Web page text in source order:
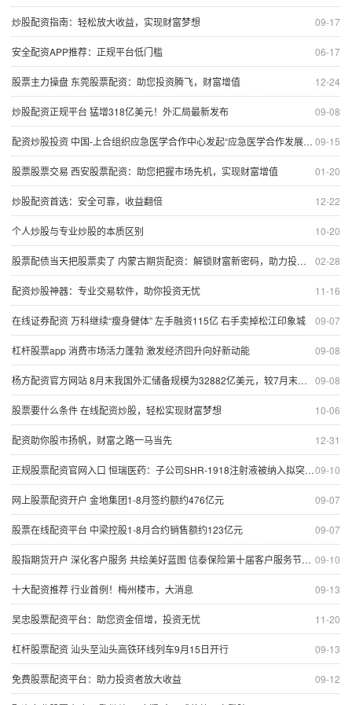
09-17
炒股配资指南：轻松放大收益，实现财富梦想
06-17
安全配资APP推荐：正规平台低门槛
12-24
股票主力操盘 东莞股票配资：助您投资腾飞，财富增值
09-08
炒股配资正规平台 猛增318亿美元！外汇局最新发布
09-15
配资炒股投资 中国-上合组织应急医学合作中心发起“应急医学合作发展”倡议
01-20
股票股票交易 西安股票配资：助您把握市场先机，实现财富增值
12-22
炒股配资首选：安全可靠，收益翻倍
10-20
个人炒股与专业炒股的本质区别
02-28
股票配债当天把股票卖了 内蒙古期货配资：解锁财富新密码，助力投资腾飞
11-16
配资炒股神器：专业交易软件，助你投资无忧
09-07
在线证券配资 万科继续“瘦身健体” 左手融资115亿 右手卖掉松江印象城
09-08
杠杆股票app 消费市场活力蓬勃 激发经济回升向好新动能
09-08
杨方配资官方网站 8月末我国外汇储备规模为32882亿美元，较7月末上升318亿美元
10-06
股票要什么条件 在线配资炒股，轻松实现财富梦想
12-31
配资助你股市扬帆，财富之路一马当先
09-10
正规股票配资官网入口 恒瑞医药：子公司SHR-1918注射液被纳入拟突破性治疗品种公示名单
09-07
网上股票配资开户 金地集团1-8月签约额约476亿元
09-07
股票在线配资平台 中梁控股1-8月合约销售额约123亿元
09-10
股指期货开户 深化客户服务 共绘美好蓝图 信泰保险第十届客户服务节杭州站活动圆满举行
09-13
十大配资推荐 行业首例！梅州楼市，大消息
11-20
吴忠股票配资平台：助您资金倍增，投资无忧
09-13
杠杆股票配资 汕头至汕头高铁环线列车9月15日开行
09-12
免费股票配资平台：助力投资者放大收益